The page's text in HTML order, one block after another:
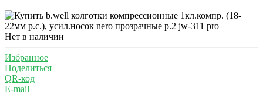
Нет в наличии
Избранное
Поделиться
QR-код
E-mail